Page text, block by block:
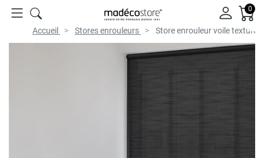
0
Accueil Stores enrouleurs Store enrouleur voile texturé